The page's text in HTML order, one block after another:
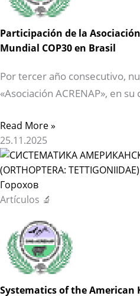
Participación de la
Mundial COP30 en Brasil
Por tercer año consecutivo,
«Asociación ACRENAP», en su
Read More »
25.11.2025
Artículos 🔬
Systematics of the American